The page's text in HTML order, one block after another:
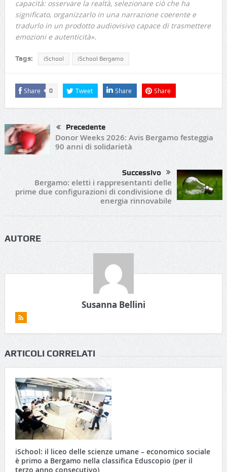
capacità: osservare la realtà, selezionare ciò che ha
significato, organizzarlo in una narrazione coerente e
tradurlo in un prodotto audiovisivo capace di trasmettere
emozioni e autenticità».
Tags: iSchool iSchool Bergamo
Share 0 Tweet Share Share
Precedente
Donor Weeks 2026: Avis Bergamo festeggia
90 anni di solidarietà
Successivo
Bergamo: eletti i rappresentanti delle
prime due configurazioni di condivisione di
energia rinnovabile
AUTORE
Susanna Bellini
ARTICOLI CORRELATI
iSchool: il liceo delle scienze umane – economico sociale
è primo a Bergamo nella classifica Eduscopio (per il
terzo anno consecutivo)